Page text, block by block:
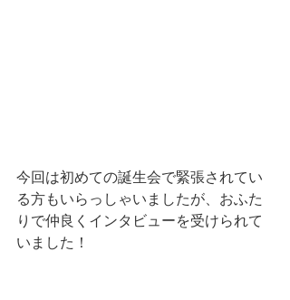
今回は初めての誕生会で緊張されてい
る方もいらっしゃいましたが、おふた
りで仲良くインタビューを受けられて
いました！